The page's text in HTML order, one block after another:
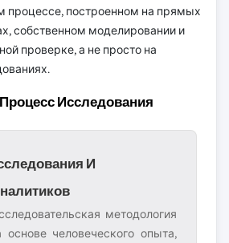
процессе, построенном на прямых
собственном моделировании и
проверке, а не просто на
Исследования
И
методология
основе человеческого опыта,